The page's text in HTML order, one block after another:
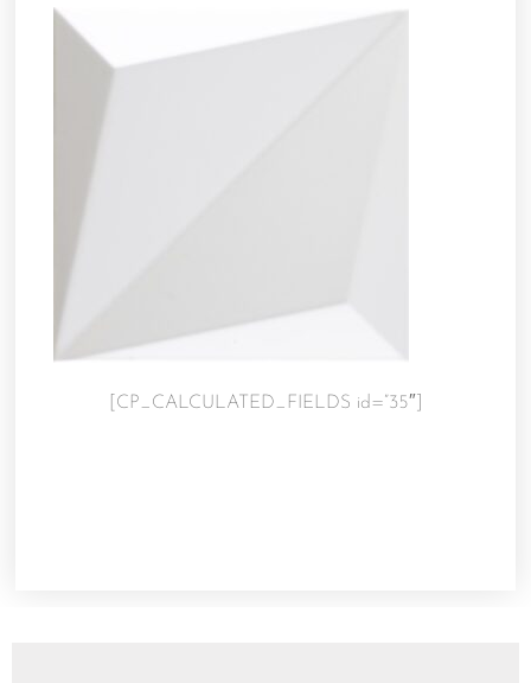
[CP_CALCULATED_FIELDS id=”35″]